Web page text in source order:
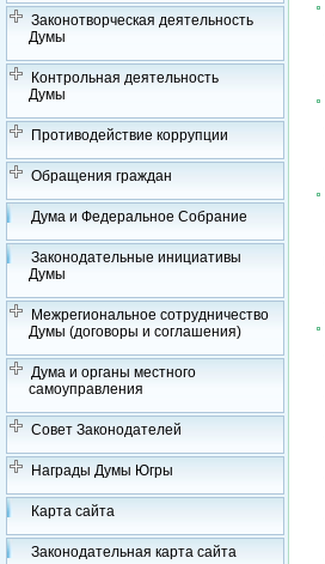
Законотворческая деятельность
Думы
Контрольная деятельность
Думы
Противодействие коррупции
Обращения граждан
Дума и Федеральное Собрание
Законодательные инициативы
Думы
Межрегиональное сотрудничество
Думы (договоры и соглашения)
Дума и органы местного
самоуправления
Совет Законодателей
Награды Думы Югры
Карта сайта
Законодательная карта сайта